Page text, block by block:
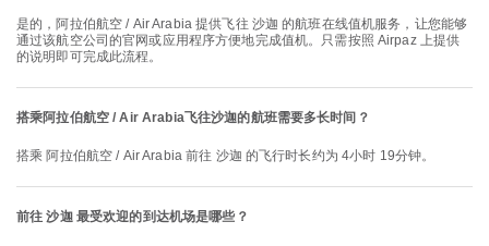
是的，阿拉伯航空 / Air Arabia 提供飞往 沙迦 的航班在线值机服务，让您能够
通过该航空公司的官网或应用程序方便地完成值机。只需按照 Airpaz 上提供
的说明即可完成此流程。
搭乘阿拉伯航空 / Air Arabia飞往沙迦的航班需要多长时间？
搭乘 阿拉伯航空 / Air Arabia 前往 沙迦 的飞行时长约为 4小时 19分钟。
前往 沙迦 最受欢迎的到达机场是哪些？